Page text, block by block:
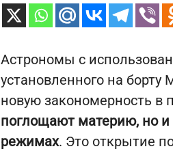
Астрономы с
установленного на
новую закономерность в
поглощают материю, но
режимах. Это открытие